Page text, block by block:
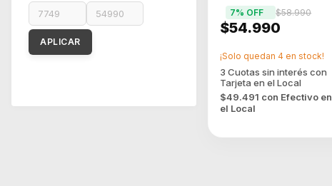
APLICAR
$54.990
$58.990
7% OFF
$49.491 con Efectivo en
el Local
¡Solo quedan4 en stock!